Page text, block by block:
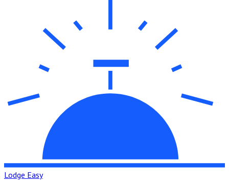
Lodge Easy